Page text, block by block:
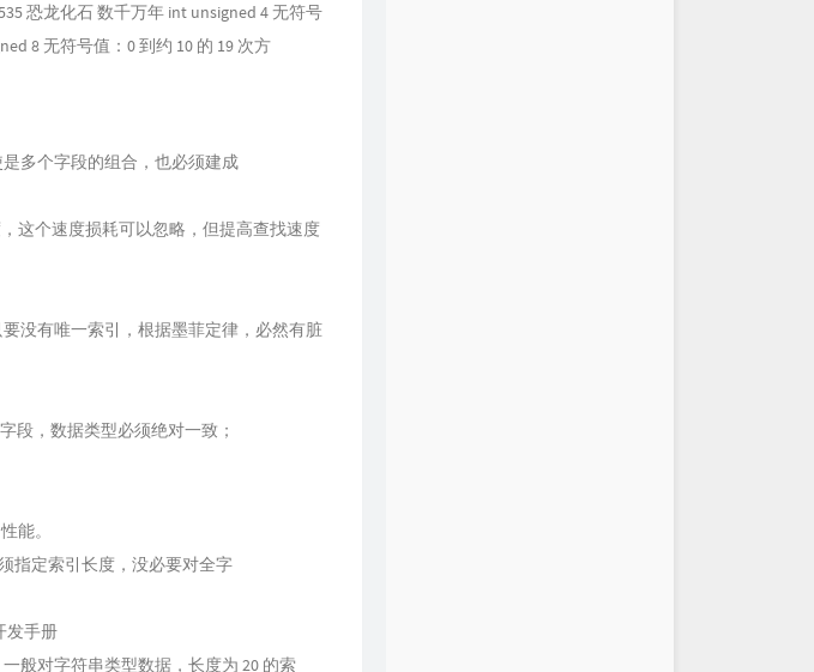
恐龙化石 数千万年 int unsigned 4 无符号
8 无符号值：0 到约 10 的 19 次方
多个字段的组合，也必须建成
这个速度损耗可以忽略，但提高查找速度
没有唯一索引，根据墨菲定律，必然有脏
段，数据类型必须绝对一致；
能。
指定索引长度，没必要对全字
发手册
般对字符串类型数据，长度为 20 的索